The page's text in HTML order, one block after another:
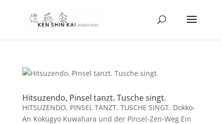
Hitsuzendo, Pinsel tanzt. Tusche singt.
HITSUZENDO, PINSEL TANZT. TUSCHE SINGT. Dokko-
An Kokugyo Kuwahara und der Pinsel-Zen-Weg Ein